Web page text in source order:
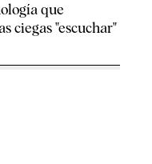
que
ciegas "escuchar"